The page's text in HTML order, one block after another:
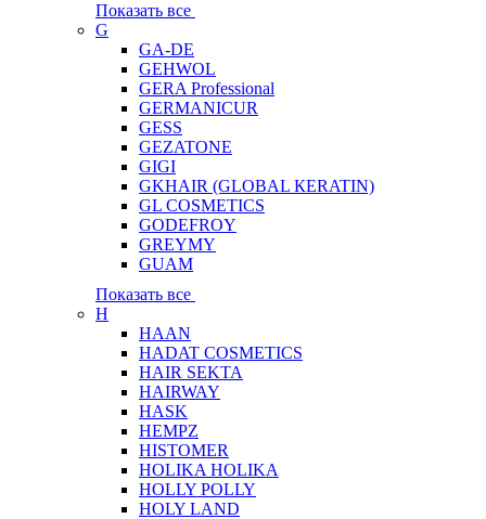
Показать все
G
GA-DE
GEHWOL
GERA Professional
GERMANICUR
GESS
GEZATONE
GIGI
GKHAIR (GLOBAL КЕRATIN)
GL COSMETICS
GODEFROY
GREYMY
GUAM
Показать все
H
HAAN
HADAT COSMETICS
HAIR SEKTA
HAIRWAY
HASK
HEMPZ
HISTOMER
HOLIKA HOLIKA
HOLLY POLLY
HOLY LAND